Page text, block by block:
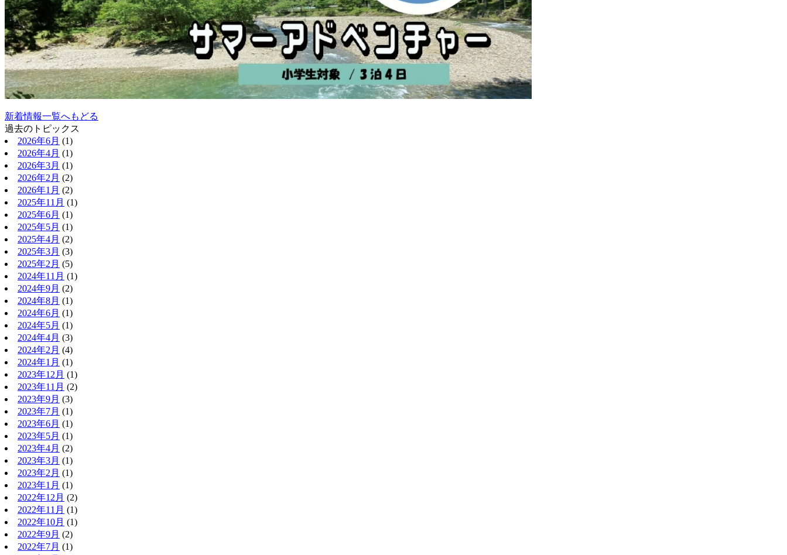
新着情報一覧へもどる
過去のトピックス
2026年6月 (1)
2026年4月 (1)
2026年3月 (1)
2026年2月 (2)
2026年1月 (2)
2025年11月 (1)
2025年6月 (1)
2025年5月 (1)
2025年4月 (2)
2025年3月 (3)
2025年2月 (5)
2024年11月 (1)
2024年9月 (2)
2024年8月 (1)
2024年6月 (1)
2024年5月 (1)
2024年4月 (3)
2024年2月 (4)
2024年1月 (1)
2023年12月 (1)
2023年11月 (2)
2023年9月 (3)
2023年7月 (1)
2023年6月 (1)
2023年5月 (1)
2023年4月 (2)
2023年3月 (1)
2023年2月 (1)
2023年1月 (1)
2022年12月 (2)
2022年11月 (1)
2022年10月 (1)
2022年9月 (2)
2022年7月 (1)